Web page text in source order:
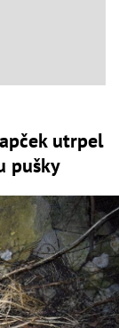
utrpel
pušky